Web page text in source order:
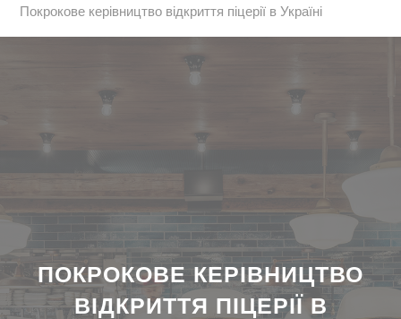
Покрокове керівництво відкриття піцерії в Україні
ПОКРОКОВЕ КЕРІВНИЦТВО
ВІДКРИТТЯ ПІЦЕРІЇ В